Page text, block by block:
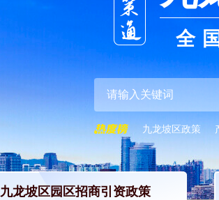
全
九龙坡区政策
九龙坡区园区招商引资政策